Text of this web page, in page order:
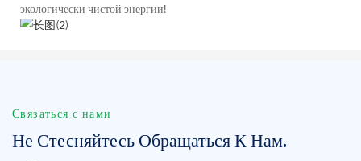
экологически чистой энергии!
Связаться с нами
Не Стесняйтесь Обращаться К Нам.